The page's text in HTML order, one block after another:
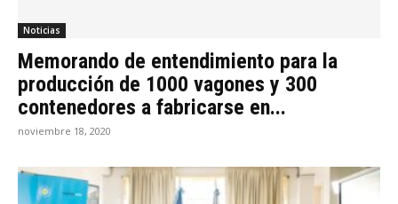
Noticias
Memorando de entendimiento para la
producción de 1000 vagones y 300
contenedores a fabricarse en...
noviembre 18, 2020